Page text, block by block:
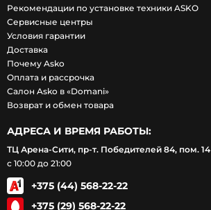
Рекомендации по установке техники ASKO
Сервисные центры
Условия гарантии
Доставка
Почему Asko
Оплата и рассрочка
Салон Asko в «Domani»
Возврат и обмен товара
АДРЕСА И ВРЕМЯ РАБОТЫ:
ТЦ Арена-Сити, пр-т. Победителей 84, пом. 14
с 10:00 до 21:00
+375 (44) 568-22-22
+375 (29) 568-22-22